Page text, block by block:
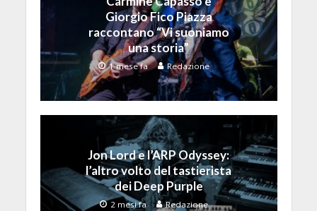
Giorgio Fico Piazza
raccontano “Vi suoniamo
una storia”
1 mese fa Redazione
Jon Lord e l’ARP Odyssey:
l’altro volto del tastierista
dei Deep Purple
2 mesi fa Redazione